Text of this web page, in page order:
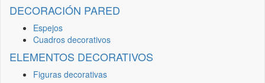
DECORACIÓN PARED
Espejos
Cuadros decorativos
ELEMENTOS DECORATIVOS
Figuras decorativas